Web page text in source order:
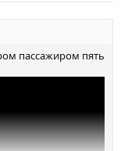
пассажиром пять